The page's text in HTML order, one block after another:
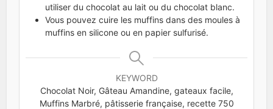
utiliser du chocolat au lait ou du chocolat blanc.
Vous pouvez cuire les muffins dans des moules à
muffins en silicone ou en papier sulfurisé.
KEYWORD
Chocolat Noir, Gâteau Amandine, gateaux facile,
Muffins Marbré, pâtisserie française, recette 750